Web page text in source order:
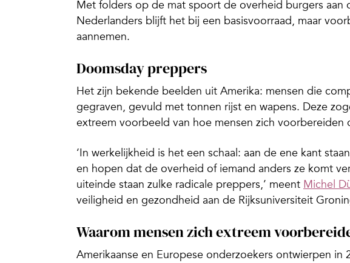
Met folders op de mat spoort de overheid burgers aan
Nederlanders blijft het bij een basisvoorraad, maar
aannemen.
Doomsday preppers
Het zijn bekende beelden uit Amerika: mensen die
gegraven, gevuld met tonnen rijst en wapens. Deze
extreem voorbeeld van hoe mensen zich voorbereiden
‘In werkelijkheid is het een schaal: aan de ene kant
en hopen dat de overheid of iemand anders ze komt
uiteinde staan zulke radicale preppers,’ meent Michel
veiligheid en gezondheid aan de Rijksuniversiteit
Waarom mensen zich extreem
Amerikaanse en Europese onderzoekers ontwierpen in